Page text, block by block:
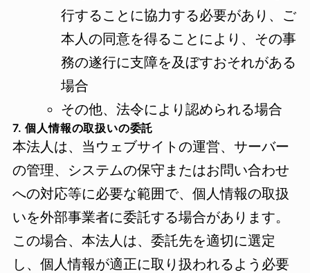
行することに協力する必要があり、ご
本人の同意を得ることにより、その事
務の遂行に支障を及ぼすおそれがある
場合
その他、法令により認められる場合
7. 個人情報の取扱いの委託
本法人は、当ウェブサイトの運営、サーバー
の管理、システムの保守またはお問い合わせ
への対応等に必要な範囲で、個人情報の取扱
いを外部事業者に委託する場合があります。
この場合、本法人は、委託先を適切に選定
し、個人情報が適正に取り扱われるよう必要